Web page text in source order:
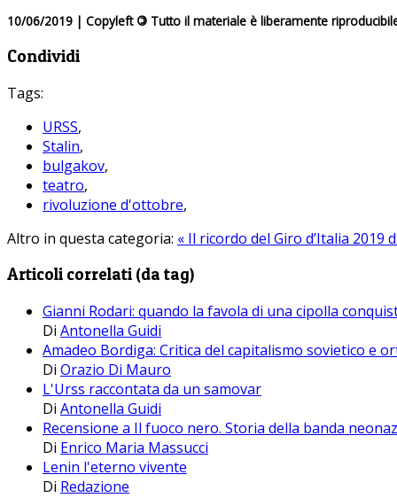
10/06/2019 | Copyleft © Tutto il materiale è liberamente
Condividi
Tags:
URSS,
Stalin,
bulgakov,
teatro,
rivoluzione d'ottobre,
Altro in questa categoria: « Il ricordo del Giro d’Italia 2019
Articoli correlati (da tag)
Gianni Rodari: quando la favola di una cipolla
Di Antonella Guidi
Amadeo Bordiga: Critica del capitalismo sovietico e
Di Orazio Di Mauro
L'Urss raccontata da un samovar
Di Antonella Guidi
Recensione a Il fuoco nero. Storia della banda
Di Enrico Maria Massucci
Lenin l'eterno vivente
Di Redazione